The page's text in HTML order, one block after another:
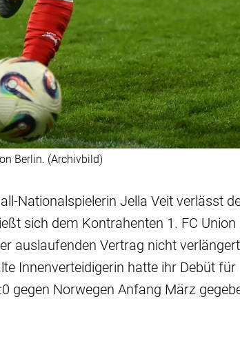
Berlin. (Archivbild)
Nationalspielerin Jella Veit verlässt
sich dem Kontrahenten 1. FC Union
auslaufenden Vertrag nicht
Innenverteidigerin hatte ihr Debüt für
gegen Norwegen Anfang März